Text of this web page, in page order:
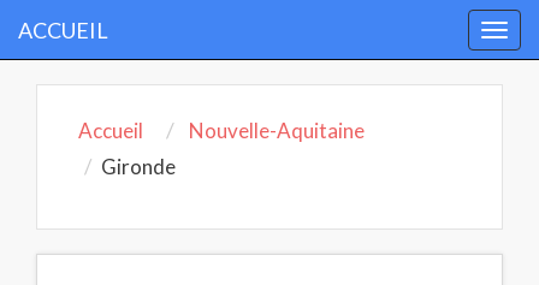
ACCUEIL
Accueil
Nouvelle-Aquitaine
Gironde